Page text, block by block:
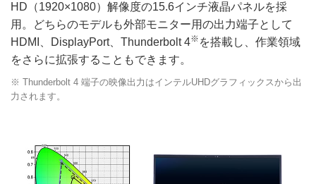
HD（1920×1080）解像度の15.6インチ液晶パネルを採
用。どちらのモデルも外部モニター用の出力端子として
HDMI、DisplayPort、Thunderbolt 4※ を搭載し、作業領域
をさらに拡張することもできます。
※ Thunderbolt 4 端子の映像出力はインテルUHDグラフィックスから出
力されます。